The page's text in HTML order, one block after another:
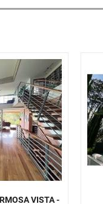
VISTA -